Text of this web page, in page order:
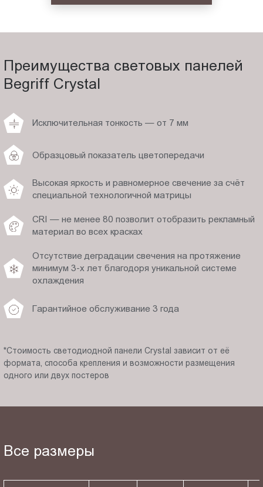
Преимущества световых панелей
Begriff Crystal
Исключительная тонкость — от 7 мм
Образцовый показатель цветопередачи
Высокая яркость и равномерное свечение за счёт
специальной технологичной матрицы
CRI — не менее 80 позволит отобразить рекламный
материал во всех красках
Отсутствие деградации свечения на протяжение
минимум 3-х лет благодоря уникальной системе
охлаждения
Гарантийное обслуживание 3 года
*Стоимость светодиодной панели Crystal зависит от её
формата, способа крепления и возможности размещения
одного или двух постеров
Все размеры